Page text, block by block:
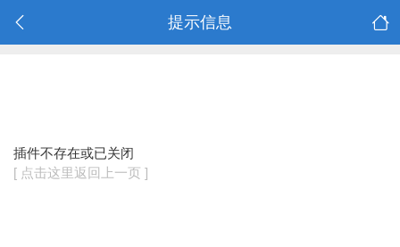
提示信息
插件不存在或已关闭
[ 点击这里返回上一页 ]